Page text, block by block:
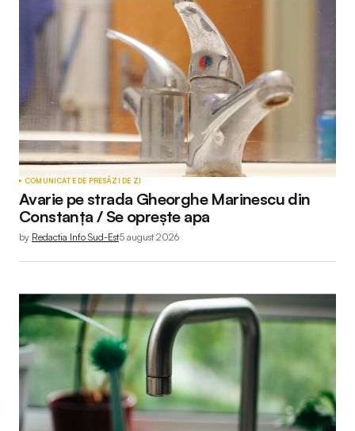
COMUNICATE DE PRESĂZI DE ZI
Avarie pe strada Gheorghe Marinescu din
Constanța / Se oprește apa
by Redactia Info Sud-Est5 august 2026